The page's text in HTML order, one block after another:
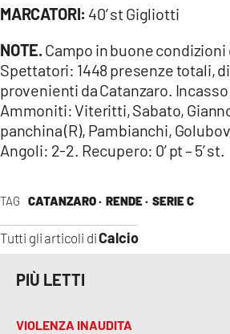
TAG CATANZARO · RENDE · SERIE C
Tutti gli articoli diCalcio
MARCATORI: 40’ st Gigliotti
NOTE.Campo in buone condizioni
Spettatori: 1448 presenze totali,
provenienti da Catanzaro. Incasso
Ammoniti: Viteritti, Sabato,
panchina (R), Pambianchi,
Angoli: 2-2. Recupero: 0’ pt – 5’ st.
PIÙ LETTI
VIOLENZA INAUDITA